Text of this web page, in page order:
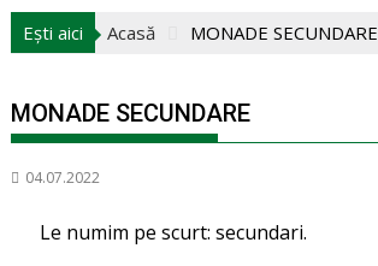
Ești aici Acasă MONADE SECUNDARE
MONADE SECUNDARE
04.07.2022
Le numim pe scurt: secundari.